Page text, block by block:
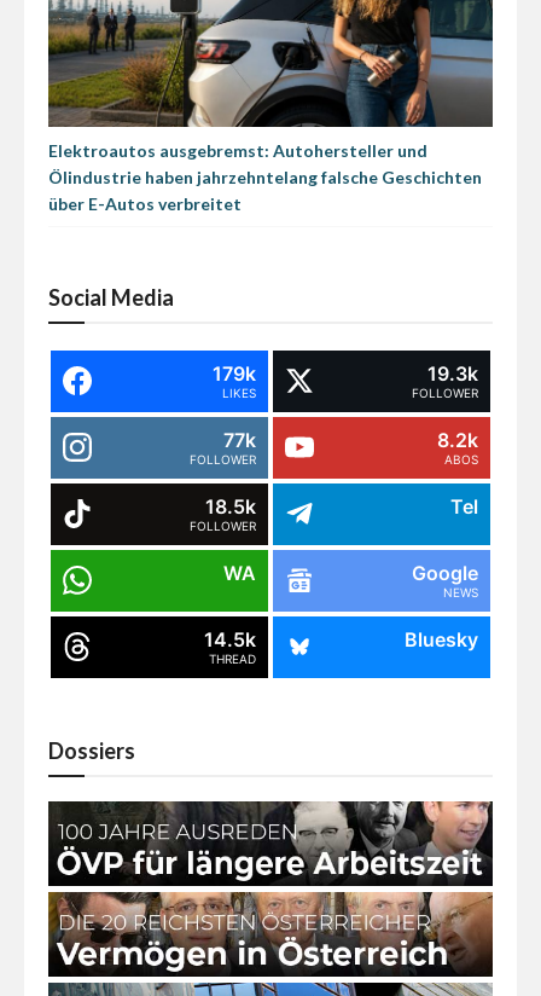
Elektroautos ausgebremst: Autohersteller und
Ölindustrie haben jahrzehntelang falsche Geschichten
über E-Autos verbreitet
Social Media
179k
LIKES
19.3k
FOLLOWER
77k
FOLLOWER
8.2k
ABOS
18.5k
FOLLOWER
Tel
WA Google
NEWS
14.5k
THREAD
Bluesky
Dossiers